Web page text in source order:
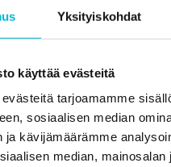
Yksityiskohdat
käyttää evästeitä
tarjoamamme
sosiaalisen median
ja kävijämäärämme
median, mainosalan
täytettyäsi sinut